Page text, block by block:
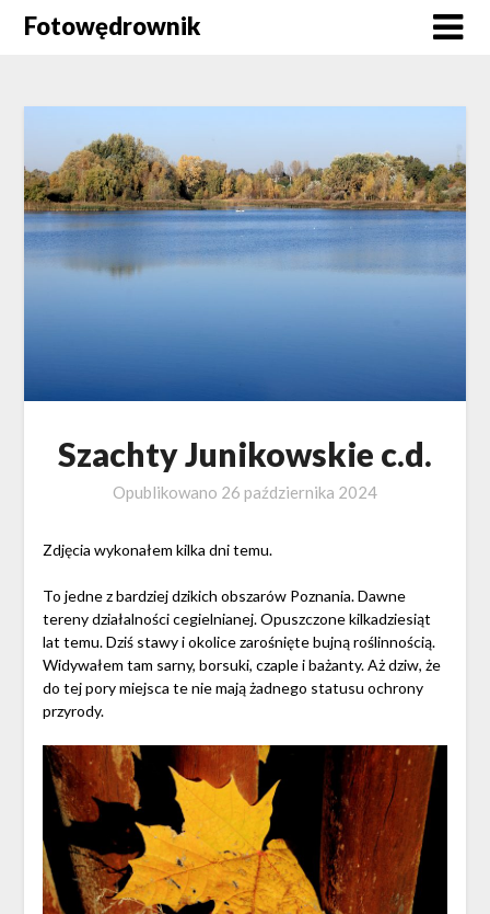
SkipFotowędrownik
Szachty Junikowskie c.d.
Opublikowano 26 października 2024
Zdjęcia wykonałem kilka dni temu.
To jedne z bardziej dzikich obszarów Poznania. Dawne
tereny działalności cegielnianej. Opuszczone kilkadziesiąt
lat temu. Dziś stawy i okolice zarośnięte bujną roślinnością.
Widywałem tam sarny, borsuki, czaple i bażanty. Aż dziw, że
do tej pory miejsca te nie mają żadnego statusu ochrony
przyrody.